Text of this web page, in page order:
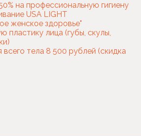
на профессиональную гигиену
USA LIGHT
женское здоровье"
пластику лица (губы, скулы,
всего тела 8 500 рублей (скидка